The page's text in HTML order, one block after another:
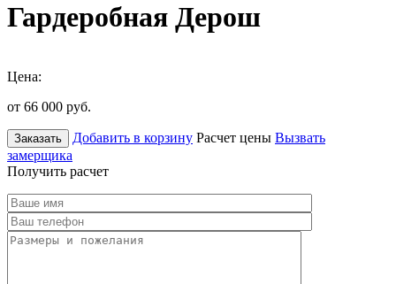
Гардеробная Дерош
Цена:
от 66 000 руб.
Заказать Добавить в корзину Расчет цены Вызвать
замерщика
Получить расчет